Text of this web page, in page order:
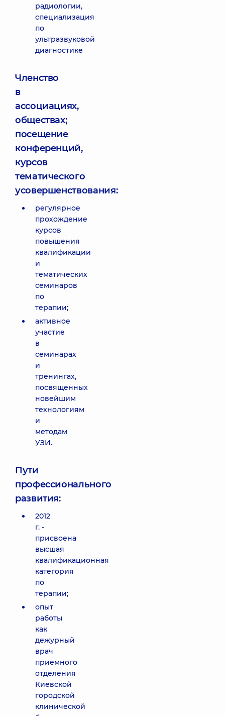
радиологии,
специализация
по
ультразвуковой
диагностике
Членство
в
ассоциациях,
обществах;
посещение
конференций,
курсов
тематического
усовершенствования:
регулярное
прохождение
курсов
повышения
квалификации
и
тематических
семинаров
по
терапии;
активное
участие
в
семинарах
и
тренингах,
посвященных
новейшим
технологиям
и
методам
УЗИ.
Пути
профессионального
развития:
2012
г. -
присвоена
высшая
квалификационная
категория
по
терапии;
опыт
работы
как
дежурный
врач
приемного
отделения
Киевской
городской
клинической